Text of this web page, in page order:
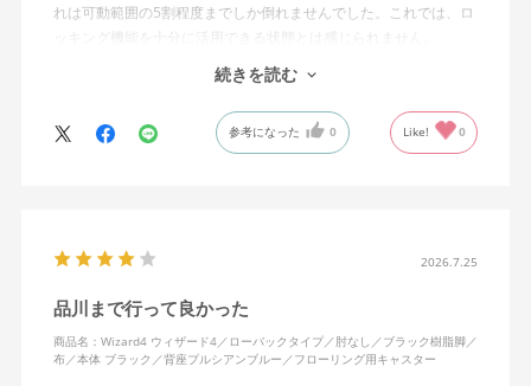
れは可動範囲の5割程度までしか倒れませんでした。これでは、ロ
ッキング機能を十分に活用できる状態とは感じられません。
私は勤務先で約11年間、同シリーズのWizard2を使用していま
す。Wizard2にもロッキング強度調整機能が備わっており、最弱に
設定した場合は、通常どおり体重を預けることで背もたれは可動
含めれば私より体重の軽い利用者は数多くいると思われるため、
あれば、ロッキング機能としてどのような使用感を想定している
のか疑問に感じています。
続きを読む
参考になった 0 Like! 0
2026.7.25
品川まで行って良かった
商品名：Wizard4 ウィザード4／ローバックタイプ／肘なし／ブラック樹脂脚／
布／本体 ブラック／背座プルシアンブルー／フローリング用キャスター